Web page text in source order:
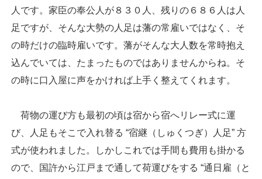
人です。家臣の奉公人が８３０人、残りの６８６人は人
足ですが、そんな大勢の人足は藩の常雇いではなく、そ
の時だけの臨時雇いです。藩がそんな大人数を常時抱え
込んでいては、たまったものではありませんからね。そ
の時に口入屋に声をかければ上手く整えてくれます。
荷物の運び方も最初の頃は宿から宿へリレー式に運
び、人足もそこで入れ替る “宿継（しゅくつぎ）人足” 方
式が使われました。しかしこれでは手間も費用も掛かる
ので、国許から江戸まで通して荷運びをする “通日雇（と